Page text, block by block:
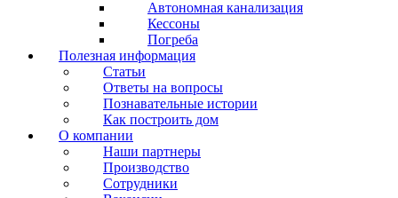
Автономная канализация
Кессоны
Погреба
Полезная информация
Статьи
Ответы на вопросы
Познавательные истории
Как построить дом
О компании
Наши партнеры
Производство
Сотрудники